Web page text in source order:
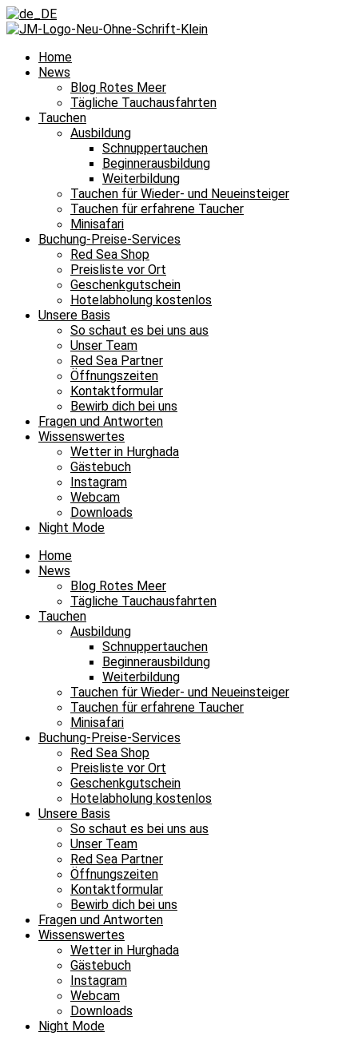
Home
News
Blog Rotes Meer
Tägliche Tauchausfahrten
Tauchen
Ausbildung
Schnuppertauchen
Beginnerausbildung
Weiterbildung
Tauchen für Wieder- und Neueinsteiger
Tauchen für erfahrene Taucher
Minisafari
Buchung-Preise-Services
Red Sea Shop
Preisliste vor Ort
Geschenkgutschein
Hotelabholung kostenlos
Unsere Basis
So schaut es bei uns aus
Unser Team
Red Sea Partner
Öffnungszeiten
Kontaktformular
Bewirb dich bei uns
Fragen und Antworten
Wissenswertes
Wetter in Hurghada
Gästebuch
Instagram
Webcam
Downloads
Night Mode
Home
News
Blog Rotes Meer
Tägliche Tauchausfahrten
Tauchen
Ausbildung
Schnuppertauchen
Beginnerausbildung
Weiterbildung
Tauchen für Wieder- und Neueinsteiger
Tauchen für erfahrene Taucher
Minisafari
Buchung-Preise-Services
Red Sea Shop
Preisliste vor Ort
Geschenkgutschein
Hotelabholung kostenlos
Unsere Basis
So schaut es bei uns aus
Unser Team
Red Sea Partner
Öffnungszeiten
Kontaktformular
Bewirb dich bei uns
Fragen und Antworten
Wissenswertes
Wetter in Hurghada
Gästebuch
Instagram
Webcam
Downloads
Night Mode